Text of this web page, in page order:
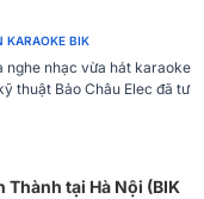
kỳ nhạy bén và đồng
kiện cao cấp giúp cho
độ động cao âm thanh
giữ được độ trung thực,
KARAOKE BIK
nghe nhạc vừa hát karaoke
thuật Bảo Châu Elec đã tư
Thành tại Hà Nội (BIK